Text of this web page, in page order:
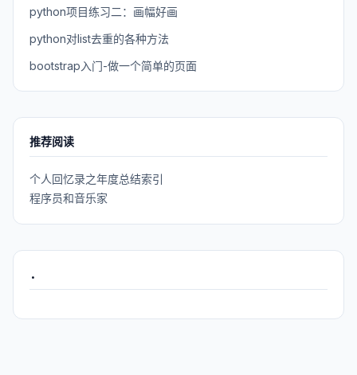
python项目练习二：画幅好画
python对list去重的各种方法
bootstrap入门-做一个简单的页面
推荐阅读
个人回忆录之年度总结索引
程序员和音乐家
.